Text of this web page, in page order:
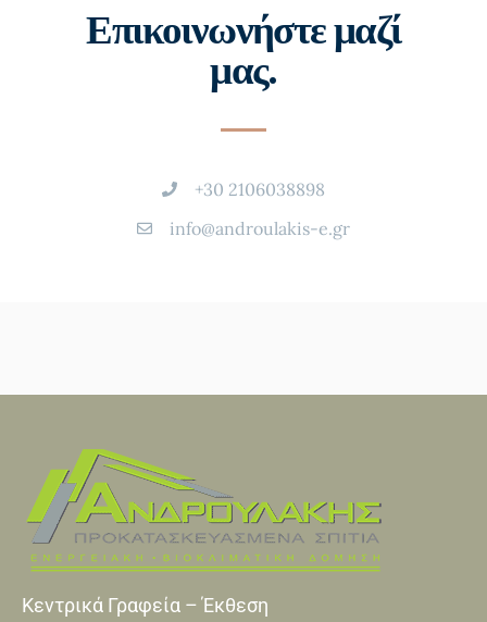
Επικοινωνήστε μαζί
μας.
+30 2106038898
info@androulakis-e.gr
Κεντρικά Γραφεία – Έκθεση